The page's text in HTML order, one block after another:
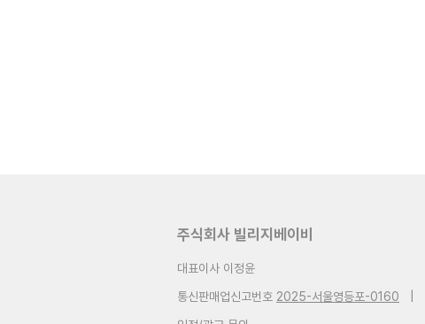
주식회사 빌리지베이비
대표이사 이정윤
통신판매업신고번호 2025-서울영등포-0160